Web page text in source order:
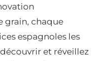
grain, chaque
espagnoles les
et réveillez